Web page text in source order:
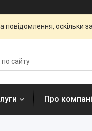
оскільки
Про